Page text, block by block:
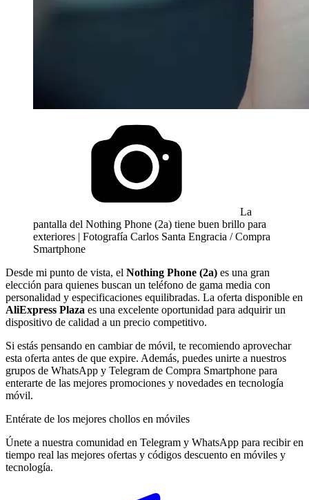
La
pantalla del Nothing Phone (2a) tiene buen brillo para
exteriores | Fotografía Carlos Santa Engracia / Compra
Smartphone
Desde mi punto de vista, el Nothing Phone (2a) es una gran
elección para quienes buscan un teléfono de gama media con
personalidad y especificaciones equilibradas. La oferta disponible en
AliExpress Plaza es una excelente oportunidad para adquirir un
dispositivo de calidad a un precio competitivo.
Si estás pensando en cambiar de móvil, te recomiendo aprovechar
esta oferta antes de que expire. Además, puedes unirte a nuestros
grupos de WhatsApp y Telegram de Compra Smartphone para
enterarte de las mejores promociones y novedades en tecnología
móvil.
Entérate de los mejores chollos en móviles
Únete a nuestra comunidad en Telegram y WhatsApp para recibir en
tiempo real las mejores ofertas y códigos descuento en móviles y
tecnología.